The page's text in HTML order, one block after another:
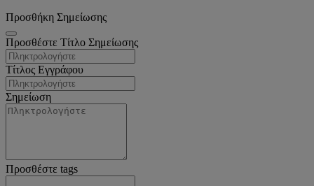
Προσθήκη Σημείωσης
Προσθέστε Τίτλο Σημείωσης
Τίτλος Εγγράφου
Σημείωση
Προσθέστε tags